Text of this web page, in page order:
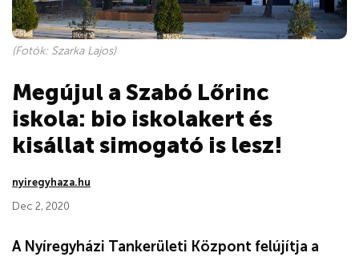
(Fotók: Szarka Lajos)
Megújul a Szabó Lőrinc
iskola: bio iskolakert és
kisállat simogató is lesz!
nyiregyhaza.hu
Dec 2, 2020
A Nyíregyházi Tankerületi Központ felújítja a